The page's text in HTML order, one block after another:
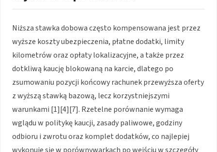
Niższa stawka dobowa często kompensowana jest przez
wyższe koszty ubezpieczenia, płatne dodatki, limity
kilometrów oraz opłaty lokalizacyjne, a także przez
dotkliwą kaucję blokowaną na karcie, dlatego po
zsumowaniu pozycji końcowy rachunek przewyższa oferty
z wyższą stawką bazową, lecz korzystniejszymi
warunkami [1][4][7]. Rzetelne porównanie wymaga
wglądu w politykę kaucji, zasady paliwowe, godziny
odbioru i zwrotu oraz komplet dodatków, co najlepiej